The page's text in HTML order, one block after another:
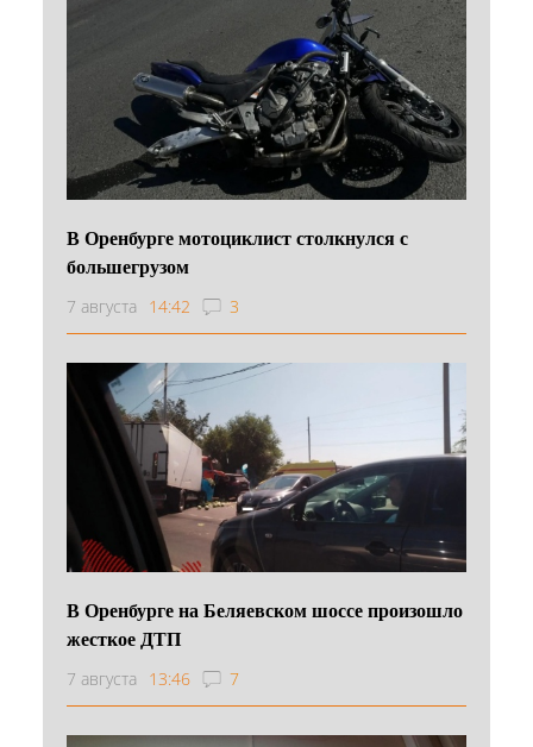
В Оренбурге мотоциклист столкнулся с
большегрузом
7 августа 14:42 3
В Оренбурге на Беляевском шоссе произошло
жесткое ДТП
7 августа 13:46 7